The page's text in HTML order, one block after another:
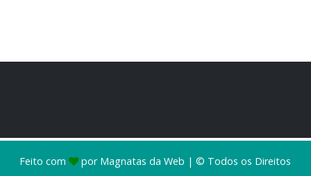
Feito com por Magnatas da Web | © Todos os Direitos